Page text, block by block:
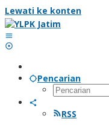
Lewati ke konten
Pencarian
RSS